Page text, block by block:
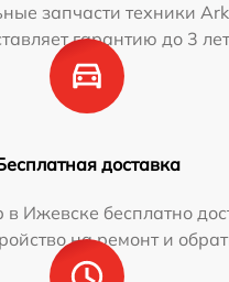
запчасти техники
гарантию до 3
доставка
Ижевске бесплатно
на ремонт и